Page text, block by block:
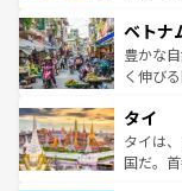
参照して
容にも
照して
き、地
できる
まで、
リティ
覧を参
ベトナ
豊かな
く伸び
急速な
ーチミ
醸し出
タイ
タイは
国だ。